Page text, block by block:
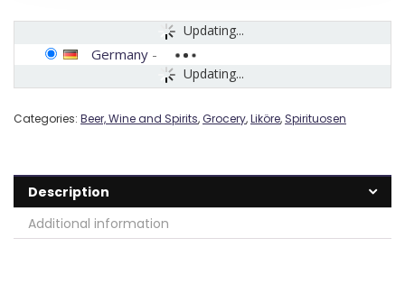
Updating...
Updating...
Germany -
Categories: Beer, Wine and Spirits,Grocery,Liköre, Spirituosen
Description
Additional information